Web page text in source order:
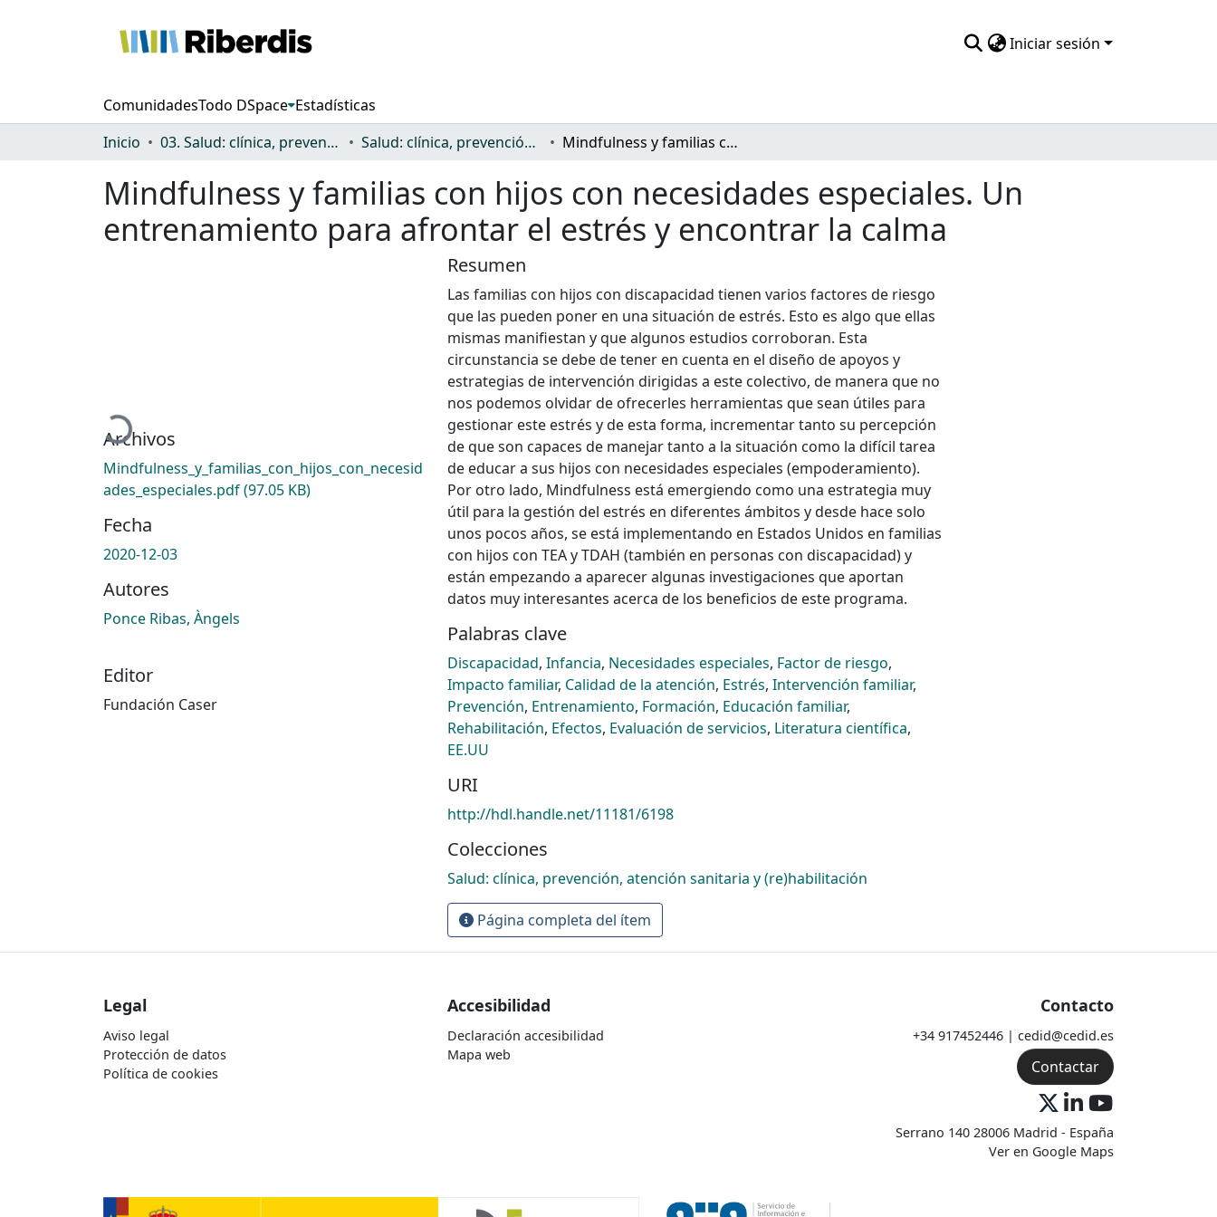
Iniciar sesión
ComunidadesTodo DSpace Estadísticas
Inicio
03. Salud: clínica, prevención, atención sanitaria y (re)habilitación Salud: clínica, prevención, atención sanitaria y (re)habilitación Mindfulness y familias con hijos con necesidades especiales. Un entrenamiento para afrontar el estrés y encontrar la calma
Mindfulness y familias con hijos con necesidades especiales. Un
entrenamiento para afrontar el estrés y encontrar la calma
Cargando...
Archivos
Mindfulness_y_familias_con_hijos_con_necesid
ades_especiales.pdf(97.05 KB)
Fecha
2020-12-03
Autores
Ponce Ribas, Àngels
Editor
Fundación Caser
Resumen
Las familias con hijos con discapacidad tienen varios factores de riesgo
que las pueden poner en una situación de estrés. Esto es algo que ellas
mismas manifiestan y que algunos estudios corroboran. Esta
circunstancia se debe de tener en cuenta en el diseño de apoyos y
estrategias de intervención dirigidas a este colectivo, de manera que no
nos podemos olvidar de ofrecerles herramientas que sean útiles para
gestionar este estrés y de esta forma, incrementar tanto su percepción
de que son capaces de manejar tanto a la situación como la difícil tarea
de educar a sus hijos con necesidades especiales (empoderamiento).
Por otro lado, Mindfulness está emergiendo como una estrategia muy
útil para la gestión del estrés en diferentes ámbitos y desde hace solo
unos pocos años, se está implementando en Estados Unidos en familias
con hijos con TEA y TDAH (también en personas con discapacidad) y
están empezando a aparecer algunas investigaciones que aportan
datos muy interesantes acerca de los beneficios de este programa.
Palabras clave
Discapacidad, Infancia, Necesidades especiales, Factor de riesgo,
Impacto familiar, Calidad de la atención, Estrés, Intervención familiar,
Prevención, Entrenamiento, Formación, Educación familiar,
Rehabilitación, Efectos, Evaluación de servicios, Literatura científica,
EE.UU
URI
http://hdl.handle.net/11181/6198
Colecciones
Salud: clínica, prevención, atención sanitaria y (re)habilitación
Página completa del ítem
Legal
Aviso legal
Protección de datos
Política de cookies
Accesibilidad
Declaración accesibilidad
Mapa web
Contacto
+34 917452446 | cedid@cedid.es
Contactar
Serrano 140 28006 Madrid - España
Ver en Google Maps